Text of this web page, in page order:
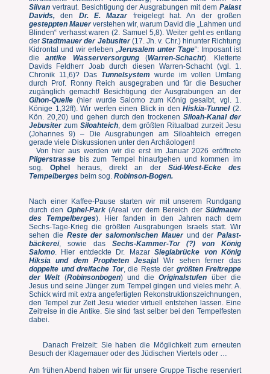
Silvan vertraut. Besichtigung der Ausgrabungen mit dem Palast
Davids, den Dr. E. Mazarfreigelegt hat. An der großen
gesteppten Mauerverstehen wir, warum David die „Lahmen und
Blinden“ verhasst waren (2. Samuel 5,8). Weiter geht es entlang
derStadtmauer der Jebusiter(17. Jh. v. Chr.) hinunter Richtung
Kidrontal und wir erleben „Jerusalem unter Tage“: Imposant ist
dieantike Wasserversorgung(Warren-Schacht). Kletterte
Davids Feldherr Joab durch diesen Warren-Schacht (vgl. 1.
Chronik 11,6)? Das Tunnelsystem wurde im vollen Umfang
durch Prof. Ronny Reich ausgegraben und für die Besucher
zugänglich gemacht! Besichtigung der Ausgrabungen an der
Gihon-Quelle (hier wurde Salomo zum König gesalbt, vgl. 1.
Könige 1,32ff). Wir werfen einen Blick in denHiskia-Tunnel(2.
Kön. 20,20) und gehen durch den trockenenSiloah-Kanal der
Jebusiterzum Siloahteich, dem größten Ritualbad zurzeit Jesu
(Johannes 9) – Die Ausgrabungen am Siloahteich erregen
gerade viele Diskussionen unter den Archäologen!
Von hier aus werden wir die erst im Januar 2026 eröffnete
Pilgerstrasse bis zum Tempel hinaufgehen und kommen im
sog. Ophel heraus, direkt an der Süd-West-Ecke des
Tempelberges beim sog. Robinson-Bogen.
Nach einer Kaffee-Pause starten wir mit unserem Rundgang
durch den Ophel-Park(Areal vor dem Bereich der Südmauer
des Tempelberges). Hier fanden in den Jahren nach dem
Sechs-Tage-Krieg die größten Ausgrabungen Israels statt. Wir
sehen die Reste der salomonischen Mauerund der Palast-
bäckerei, sowie das Sechs-Kammer-Tor (?) von König
Salomo. Hier entdeckte Dr. MazarSieglabrücke von König
Hiksia und dem Propheten Jesaja! Wir sehen ferner das
doppelte und dreifache Tor, die Reste der größten Freitreppe
der Welt(Robinsonbogen) und dieOriginalstufen über die
Jesus und seine Jünger zum Tempel gingen und vieles mehr. A.
Schick wird mit extra angefertigten Rekonstruktionszeichnungen,
den Tempel zur Zeit Jesu wieder virtuell entstehen lassen. Eine
Zeitreise in die Antike. Sie sind fast selber bei den Tempelfesten
dabei.
Danach Freizeit: Sie haben die Möglichkeit zum erneuten
Besuch der Klagemauer oder des Jüdischen Viertels oder …
Am frühen Abend haben wir für unsere Gruppe Tische reserviert